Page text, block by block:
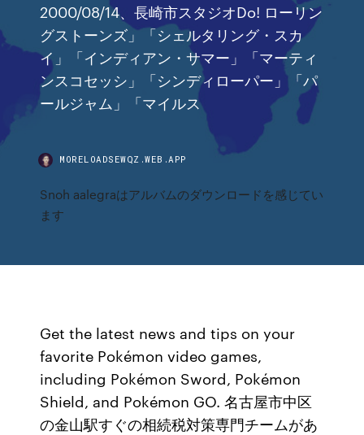
2000/08/14、長崎市スタジオDo! ローリン
グストーンズ」「シェルタリング・スカ
イ」「インディアン・サマー」「マーティ
ンスコセッシ」「シンディローパー」「パ
ールジャム」「マイルス
MORELOADSEWQZ.WEB.APP
Snoh aalegraはアルバムのダウンロードを感じてい
ます
Get the latest news and tips on your
favorite Pokémon video games,
including Pokémon Sword, Pokémon
Shield, and Pokémon GO. 名古屋市中区
の金山駅すぐの相続税対策専門チームがあ